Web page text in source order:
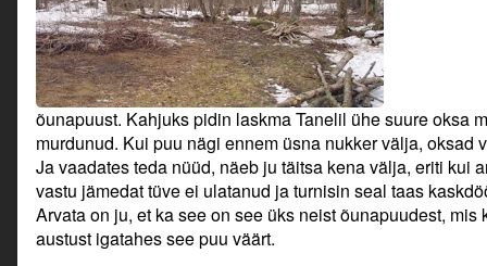
õunapuust. Kahjuks pidin laskma Tanelil ühe suure oksa
murdunud. Kui puu nägi ennem üsna nukker välja, oksad
Ja vaadates teda nüüd, näeb ju täitsa kena välja, eriti kui
vastu jämedat tüve ei ulatanud ja turnisin seal taas
Arvata on ju, et ka see on see üks neist õunapuudest,
austust igatahes see puu väärt.